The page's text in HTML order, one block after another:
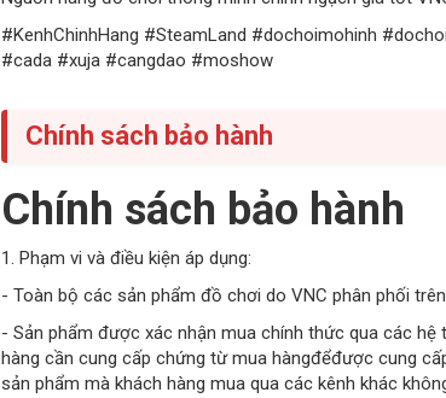
#KenhChinhHang #SteamLand #dochoimohinh
#cada #xuja #cangdao #moshow
Chính sách bảo hành
Chính sách bảo hành
1. Phạm vi và điều kiện áp dụng:
- Toàn bộ các sản phẩm đồ chơi do VNC phân phối
- Sản phẩm được xác nhận mua chính thức qua các
hàng cần cung cấp chứng từ mua hàngđểđược cung
sản phẩm mà khách hàng mua qua các kênh khác